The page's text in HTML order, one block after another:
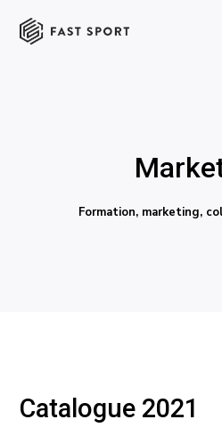
Formation, marketing,
Catalogue 2021